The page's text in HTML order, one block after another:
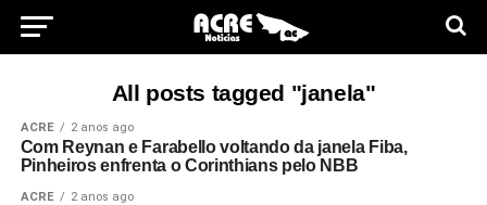
All posts tagged "janela"
ACRE 2 anos ago
Com Reynan e Farabello voltando da janela Fiba,
Pinheiros enfrenta o Corinthians pelo NBB
ACRE 2 anos ago